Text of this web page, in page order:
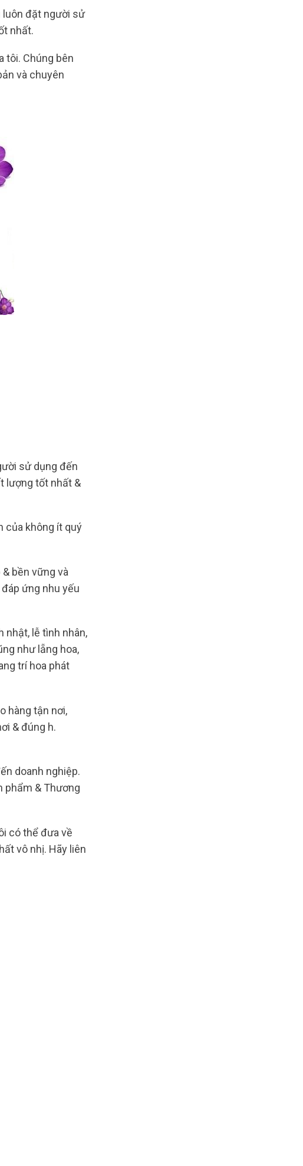
luôn đặt người sử
nhất.
tôi. Chúng bên
và chuyên
sử dụng đến
lượng tốt nhất &
của không ít quý
bền vững và
ứng nhu yếu
nhật, lễ tình nhân,
như lẵng hoa,
trí hoa phát
hàng tận nơi,
& đúng h.
doanh nghiệp.
phẩm & Thương
có thể đưa về
vô nhị. Hãy liên